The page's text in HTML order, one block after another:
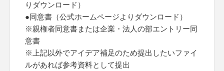
りダウンロード）
●同意書（公式ホームページよりダウンロード）
※親権者同意書または企業・法人の部エントリー同
意書
※上記以外でアイデア補足のため提出したいファイ
ルがあれば参考資料として提出